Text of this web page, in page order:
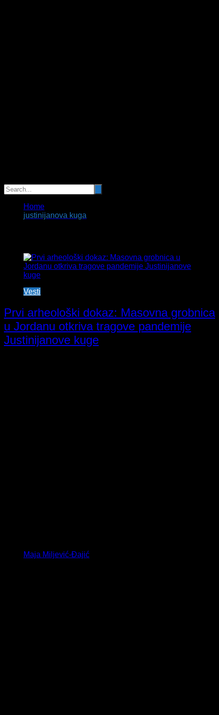
Home
justinijanova kuga
Vesti
Prvi arheološki dokaz: Masovna grobnica
u Jordanu otkriva tragove pandemije
Justinijanove kuge
Maja Miljević-Đajić